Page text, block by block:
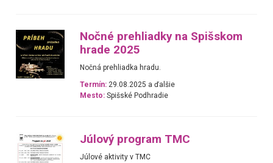
Nočné prehliadky na Spišskom
hrade 2025
Nočná prehliadka hradu.
Termín: 29.08.2025 a ďalšie
Mesto: Spišské Podhradie
Júlový program TMC
Júlové aktivity v TMC